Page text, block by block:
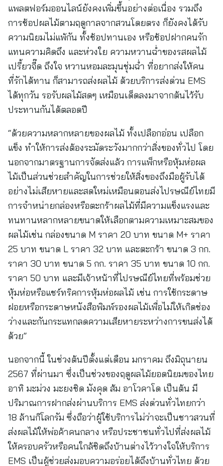
แพลตฟอร์มออนไลน์ยังคงเพิ่มขึ้นอย่างต่อเนื่อง รวมถึง
การช้อปผลไม้ตามฤดูกาลจากสวนโดยตรง ก็ยังคงได้รับ
ความนิยมไม่แพ้กัน ทั้งช้อปทานเอง หรือช้อปฝากคนรัก
แทนความคิดถึง และห่วงใย ความหวานฉ่ำของรสผลไม้
เปรี้ยวจี๊ด ถึงใจ หวานหอมละมุนชุ่มฉ่ำ ที่อยากส่งให้คน
ที่รักได้ทาน ก็สามารถส่งผลไม้ ด้วยบริการส่งด่วน EMS
ได้ทุกวัน รอรับผลไม้สดๆ เหมือนเด็ดลงมาจากต้นไว้รับ
ประทานกันได้ตลอดปี
“ด้วยความหลากหลายของผลไม้ ทั้งเปลือกอ่อน เปลือก
แข็ง ทำให้การส่งต้องระมัดระวังมากกว่าสิ่งของทั่วไป โดย
นอกจากมาตรฐานการจัดส่งแล้ว การแพ็กหรือหุ้มห่อผล
ไม้เป็นส่วนช่วยสำคัญในการช่วยให้สิ่งของถึงมือผู้รับได้
อย่างไม่เสียหายและสดใหม่เหมือนตอนส่งไปรษณีย์ไทยมี
การจำหน่ายกล่องหรือตะกร้าผลไม้ที่มีความแข็งแรงและ
ทนทานหลากหลายขนาดให้เลือกตามความเหมาะสมของ
ผลไม้เช่น กล่องขนาด M ราคา 20 บาท ขนาด M+ ราคา
25 บาท ขนาด L ราคา 32 บาท และตะกร้า ขนาด 3 กก.
ราคา 30 บาท ขนาด 5 กก. ราคา 35 บาท ขนาด 10 กก.
ราคา 50 บาท และมีเจ้าหน้าที่ไปรษณีย์ไทยที่พร้อมช่วย
หุ้มห่อหรือแชร์ทริคการหุ้มห่อผลไม้ เช่น การใช้กระดาษ
ฝอยหรือกระดาษหนังสือพิมพ์รองผลไม้เพื่อไม่ให้เกิดช่อง
ว่างและกันกระแทกลดความเสียหายระหว่างการขนส่งได้
ด้วย”
นอกจากนี้ ในช่วงต้นปีตั้งแต่เดือน มกราคม ถึงมิถุนายน
2567 ที่ผ่านมา ซึ่งเป็นช่วงของฤดูผลไม้ยอดนิยมของไทย
อาทิ มะม่วง มะยงชิด มังคุด ส้ม อาโวคาโด เป็นต้น มี
ปริมาณการฝากส่งผ่านบริการ EMS ส่งด่วนทั่วไทยกว่า
18 ล้านกิโลกรัม ซึ่งถือว่าผู้ใช้บริการไม่ว่าจะเป็นชาวสวนที่
ส่งผลไม้ให้พ่อค้าคนกลาง หรือประชาชนทั่วไปที่ส่งผลไม้
ให้ครอบครัวหรือคนใกล้ชิดถึงบ้านต่างไว้วางใจให้บริการ
EMS เป็นผู้ช่วยส่งมอบความอร่อยได้ถึงบ้านทั่วไทย ด้วย